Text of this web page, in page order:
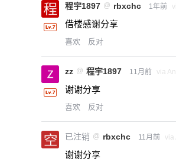
程宇1897 @ rbxchc 1年前
借楼感谢分享
喜欢 反对
zz @ 程宇1897 11月前 via
谢谢分享
喜欢 反对
已注销 @ rbxchc 11月前 via
谢谢分享